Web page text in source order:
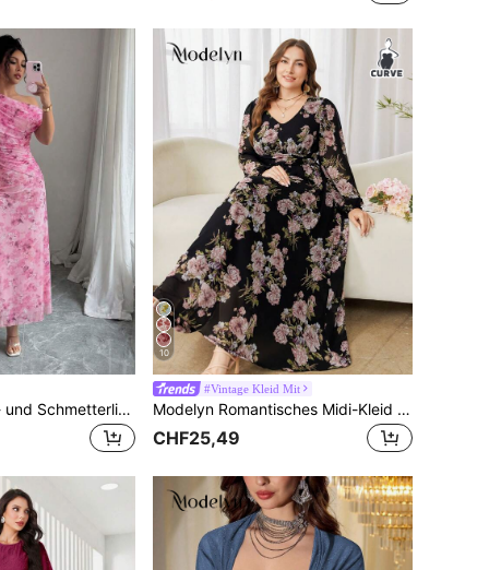
Modelyn Blumen- und Schmetterlings-Muster Mesh asymmetrisches Volant romantisches Sommer elegantes Midi-Kleid für Frauen
10
#Vintage Kleid Mit
Modelyn Romantisches Midi-Kleid mit Blume Muster, Chiffon, Langarm, A-Linie, Regular Fit, Große Größen, Frühling/Sommer
CHF25,49